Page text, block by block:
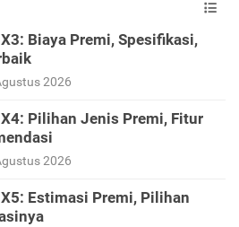
Biaya Premi, Spesifikasi,
2026
Pilihan Jenis Premi, Fitur
2026
Estimasi Premi, Pilihan